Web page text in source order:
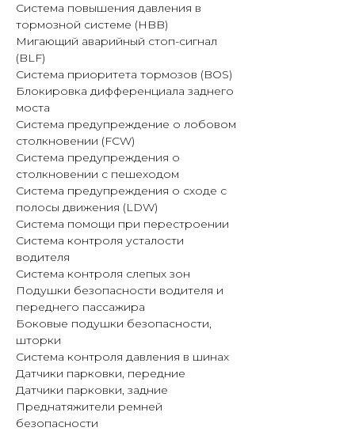
Система повышения давления в
тормозной системе (HBB)
Мигающий аварийный стоп-сигнал
(BLF)
Система приоритета тормозов (BOS)
Блокировка дифференциала заднего
моста
Система предупреждение о лобовом
столкновении (FCW)
Система предупреждения о
столкновении с пешеходом
Система предупреждения о сходе с
полосы движения (LDW)
Система помощи при перестроении
Система контроля усталости
водителя
Система контроля слепых зон
Подушки безопасности водителя и
переднего пассажира
Боковые подушки безопасности,
шторки
Система контроля давления в шинах
Датчики парковки, передние
Датчики парковки, задние
Преднатяжители ремней
безопасности